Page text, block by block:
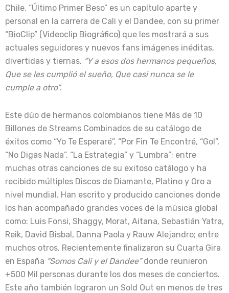
Chile. “Último Primer Beso” es un capítulo aparte y
personal en la carrera de Cali y el Dandee, con su primer
“BioClip” (Videoclip Biográfico) que les mostrará a sus
actuales seguidores y nuevos fans imágenes inéditas,
divertidas y tiernas. “Y a esos dos hermanos pequeños,
Que se les cumplió el sueño, Que casi nunca se le
cumple a otro”.
Este dúo de hermanos colombianos tiene Más de 10
Billones de Streams Combinados de su catálogo de
éxitos como “Yo Te Esperaré”, “Por Fin Te Encontré, “Gol”,
“No Digas Nada”, “La Estrategia” y “Lumbra”; entre
muchas otras canciones de su exitoso catálogo y ha
recibido múltiples Discos de Diamante, Platino y Oro a
nivel mundial. Han escrito y producido canciones donde
los han acompañado grandes voces de la música global
como: Luis Fonsi, Shaggy, Morat, Aitana, Sebastián Yatra,
Reik, David Bisbal, Danna Paola y Rauw Alejandro; entre
muchos otros. Recientemente finalizaron su Cuarta Gira
en España “Somos Cali y el Dandee”donde reunieron
+500 Mil personas durante los dos meses de conciertos.
Este año también lograron un Sold Out en menos de tres